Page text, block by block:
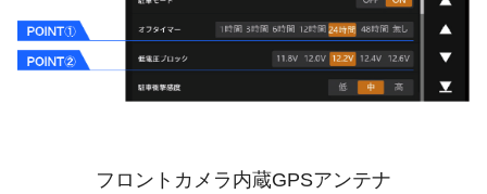
フロントカメラ内蔵GPSアンテナ